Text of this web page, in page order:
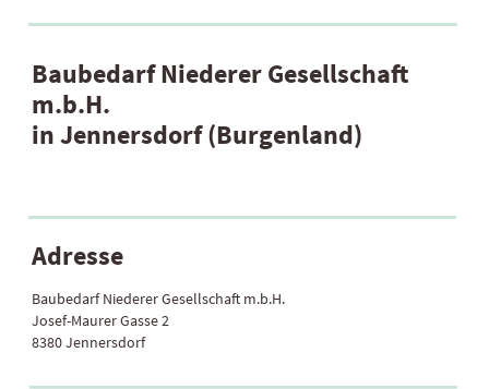
Baubedarf Niederer Gesellschaft
m.b.H.
in Jennersdorf (Burgenland)
Adresse
Baubedarf Niederer Gesellschaft m.b.H.
Josef-Maurer Gasse 2
8380 Jennersdorf